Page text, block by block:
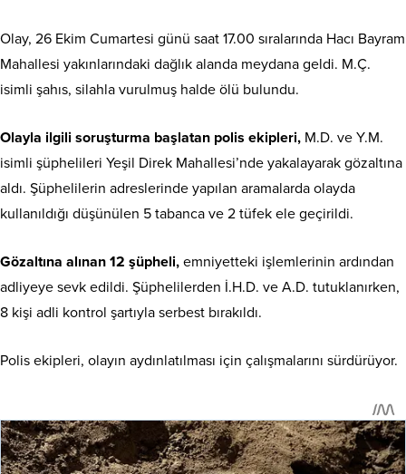
Olay, 26 Ekim Cumartesi günü saat 17.00 sıralarında Hacı Bayram
Mahallesi yakınlarındaki dağlık alanda meydana geldi. M.Ç.
isimli şahıs, silahla vurulmuş halde ölü bulundu.
Olayla ilgili soruşturma başlatan polis ekipleri, M.D. ve Y.M.
isimli şüphelileri Yeşil Direk Mahallesi’nde yakalayarak gözaltına
aldı. Şüphelilerin adreslerinde yapılan aramalarda olayda
kullanıldığı düşünülen 5 tabanca ve 2 tüfek ele geçirildi.
Gözaltına alınan 12 şüpheli, emniyetteki işlemlerinin ardından
adliyeye sevk edildi. Şüphelilerden İ.H.D. ve A.D. tutuklanırken,
8 kişi adli kontrol şartıyla serbest bırakıldı.
Polis ekipleri, olayın aydınlatılması için çalışmalarını sürdürüyor.